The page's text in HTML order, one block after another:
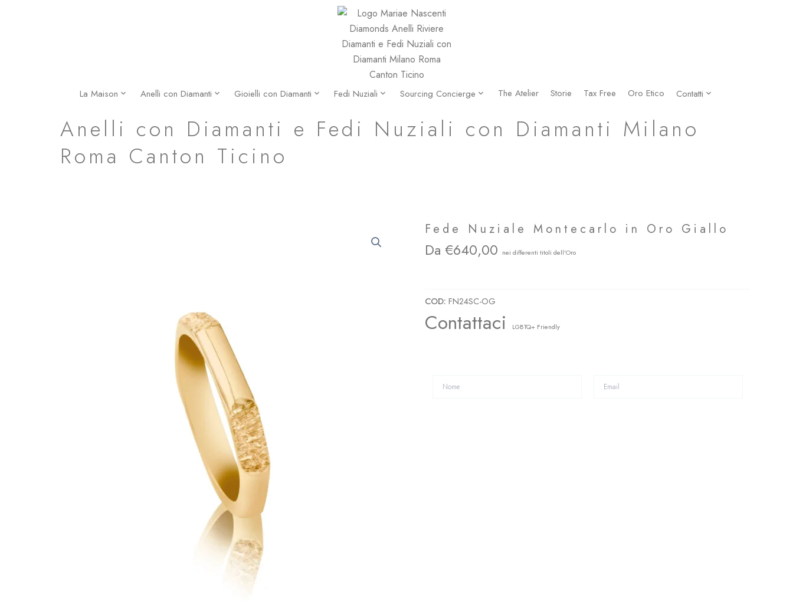
La Maison Anelli con Diamanti Gioielli con Diamanti Fedi Nuziali Sourcing Concierge The Atelier Storie Tax Free Oro Etico Contatti
Fede Nuziale Montecarlo in Oro Giallo
Anelli con Diamanti e Fedi Nuziali con Diamanti Milano
Roma Canton Ticino
Fede Nuziale Montecarlo in Oro Giallo
640,00
COD: FN24SC-OG
Contattaci LGBTQ+ Friendly